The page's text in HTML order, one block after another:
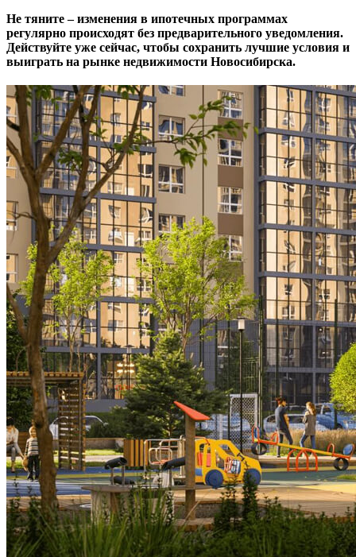
Не тяните – изменения в ипотечных программах
регулярно происходят без предварительного уведомления.
Действуйте уже сейчас, чтобы сохранить лучшие условия и
выиграть на рынке недвижимости Новосибирска.